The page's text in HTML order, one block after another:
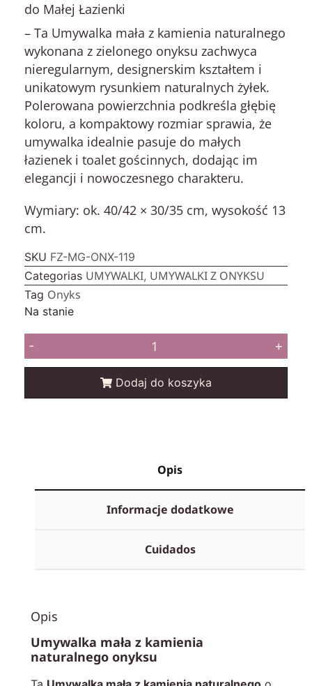
do Małej Łazienki
– Ta Umywalka mała z kamienia naturalnego
wykonana z zielonego onyksu zachwyca
nieregularnym, designerskim kształtem i
unikatowym rysunkiem naturalnych żyłek.
Polerowana powierzchnia podkreśla głębię
koloru, a kompaktowy rozmiar sprawia, że
umywalka idealnie pasuje do małych
łazienek i toalet gościnnych, dodając im
elegancji i nowoczesnego charakteru.
Wymiary: ok. 40/42 × 30/35 cm, wysokość 13
cm.
SKU FZ-MG-ONX-119
Categorias UMYWALKI, UMYWALKI Z ONYKSU
Tag Onyks
Na stanie
- +
Dodaj do koszyka
Opis
Informacje dodatkowe
Cuidados
Opis
Umywalka mała z kamienia
naturalnego onyksu